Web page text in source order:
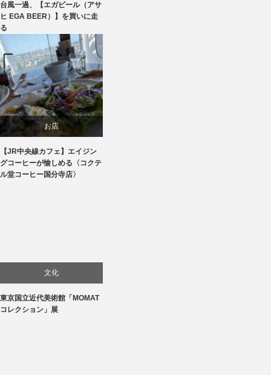
台風一過、【エガビール（アサ
ヒ EGA BEER）】を買いに走
る
お店
贈り物・プレゼント
【JR中央線カフェ】エイジン
グコーヒーが愉しめる〈コクテ
ル堂コーヒー国分寺店〉
文化
美術展・美術館・博物館巡り
東京国立近代美術館「MOMAT
コレクション」展